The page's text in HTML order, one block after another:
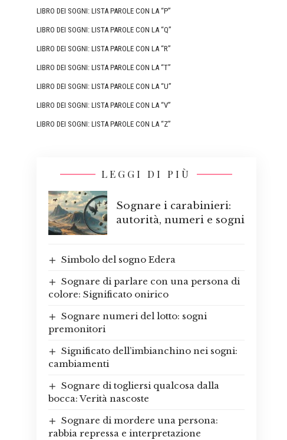
LIBRO DEI SOGNI: LISTA PAROLE CON LA “P”
LIBRO DEI SOGNI: LISTA PAROLE CON LA “Q”
LIBRO DEI SOGNI: LISTA PAROLE CON LA “R”
LIBRO DEI SOGNI: LISTA PAROLE CON LA “T”
LIBRO DEI SOGNI: LISTA PAROLE CON LA “U”
LIBRO DEI SOGNI: LISTA PAROLE CON LA “V”
LIBRO DEI SOGNI: LISTA PAROLE CON LA “Z”
LEGGI DI PIÙ
Sognare i carabinieri:
autorità, numeri e sogni
Simbolo del sogno Edera
Sognare di parlare con una persona di
colore: Significato onirico
Sognare numeri del lotto: sogni
premonitori
Significato dell’imbianchino nei sogni:
cambiamenti
Sognare di togliersi qualcosa dalla
bocca: Verità nascoste
Sognare di mordere una persona:
rabbia repressa e interpretazione